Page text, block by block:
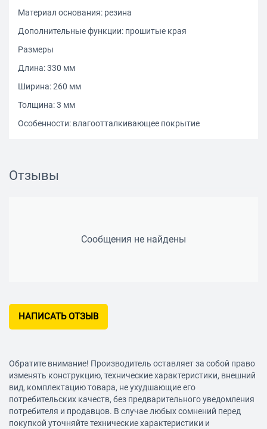
Материал основания: резина
Дополнительные функции: прошитые края
Размеры
Длина: 330 мм
Ширина: 260 мм
Толщина: 3 мм
Особенности: влагоотталкивающее покрытие
Отзывы
Сообщения не найдены
НАПИСАТЬ ОТЗЫВ
Обратите внимание! Производитель оставляет за собой право
изменять конструкцию, технические характеристики, внешний
вид, комплектацию товара, не ухудшающие его
потребительских качеств, без предварительного уведомления
потребителя и продавцов. В случае любых сомнений перед
покупкой уточняйте технические характеристики и